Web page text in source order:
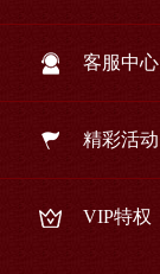
客服中心
精彩活动
VIP特权